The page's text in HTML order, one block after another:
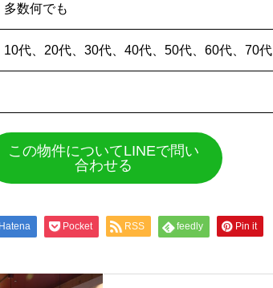
多数何でも
10代、20代、30代、40代、50代、60代、70代
この物件についてLINEで問い
合わせる
Hatena Pocket RSS feedly Pin it